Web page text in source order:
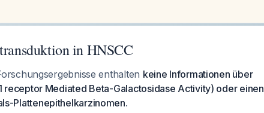
in HNSCC
enthalten keine Informationen über
receptor Mediated Beta-Galactosidase Activity) oder einen
Plattenepithelkarzinomen.